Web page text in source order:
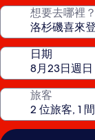
想要去哪裡？
日期
旅客